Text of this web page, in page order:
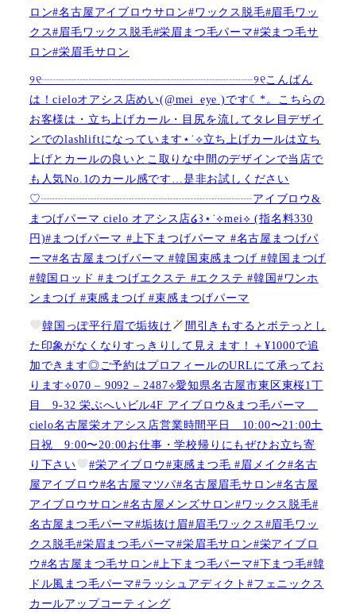
ロン#名古屋アイブロウサロン#ワックス脱毛#眉毛ワッ
クス#眉毛ワックス脱毛#栄眉まつ毛パーマ#栄まつ毛サ
ロン#栄眉毛サロン
୨୧┈┈┈┈┈┈┈┈┈┈┈┈┈┈┈┈┈┈୨୧こんばん
は！cieloオアシス店めい(@mei_eye )です︎︎☾*。こちらの
お客様は・立ち上げカール・目尻を流してタレ目デザイ
ンでのlashliftになっています⋆˙⟡立ち上げカールは立ち
上げとカールの良いとこ取りな中間のデザインで当店で
も人気No.1のカール感です…是非お試しください️
♡┈┈┈┈┈┈┈┈┈┈┈┈┈┈┈┈┈┈アイブロウ&
まつげパーマ cielo オアシス店໒꒱⋆˙⟡︎mei⟡ (指名料330
円)#まつげパーマ #上下まつげパーマ #名古屋まつげパ
ーマ#名古屋まつげパーマ #韓国束感まつげ #韓国まつげ
#韓国ロッド #まつげエクステ #エクステ #韓国#ワンホ
ンまつげ #束感まつげ #束感まつげパーマ
韓国っぽ平行眉で垢抜け
間引きもするとボテっとし
た印象がなくなりすっきりして見えます！＋¥1000で追
加できます◎ご予約はプロフィールのURLにて承ってお
ります⟡070 – 9092 – 2487⟡愛知県名古屋市東区東桜1丁
目 9-32 栄ぶへいビル4F アイブロウ&まつ毛パーマ
cielo名古屋栄オアシス店営業時間平日 10:00〜21:00土
日祝 9:00〜20:00お仕事・学校帰りにもぜひお立ち寄
り下さい
#栄アイブロウ#束感まつ毛 #眉メイク#名古
屋アイブロウ#名古屋マツパ#名古屋眉毛サロン#名古屋
アイブロウサロン#名古屋メンズサロン#ワックス脱毛#
名古屋まつ毛パーマ#垢抜け眉#眉毛ワックス#眉毛ワッ
クス脱毛#栄眉まつ毛パーマ#栄眉毛サロン#栄アイブロ
ウ#名古屋まつ毛サロン#上下まつ毛パーマ#下まつ毛#韓
ドル風まつ毛パーマ#ラッシュアディクト#フェニックス
カールアップコーティング